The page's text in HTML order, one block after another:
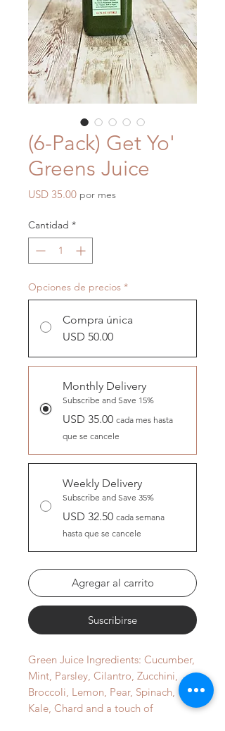
(6-Pack) Get Yo'
Greens Juice
USD 35.00Precio
por mes
Cantidad *
Opciones de precios *
Compra única
USD 50.00
Monthly Delivery
Subscribe and Save 15%
USD 35.00 cada mes hasta
que se cancele
Weekly Delivery
Subscribe and Save 35%
USD 32.50 cada semana
hasta que se cancele
Agregar al carrito
Suscribirse
Green Juice Ingredients: Cucumber,
Mint, Parsley, Cilantro, Zucchini,
Broccoli, Lemon, Pear, Spinach,
Kale, Chard and a touch of